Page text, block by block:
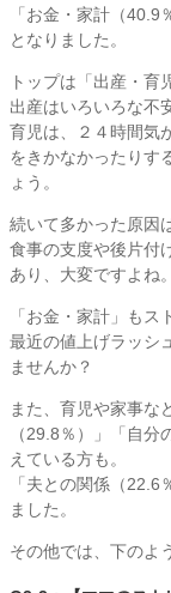
「お金・家計（40.9
となりました。
トップは「出産・育
出産はいろいろな不
育児は、２４時間気
をきかなかったりす
ょう。
続いて多かった原因
食事の支度や後片付
あり、大変ですよね。
「お金・家計」もス
最近の値上げラッシ
ませんか？
また、育児や家事な
（29.8％）」「自
えている方も。
「夫との関係（
ました。
その他では、下のよ